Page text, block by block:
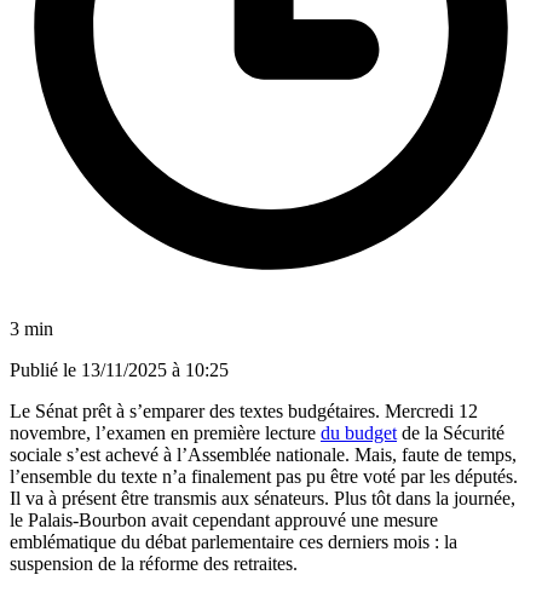
3 min
Publié le 13/11/2025 à 10:25
Le Sénat prêt à s’emparer des textes budgétaires. Mercredi 12
novembre, l’examen en première lecture du budget de la Sécurité
sociale s’est achevé à l’Assemblée nationale. Mais, faute de temps,
l’ensemble du texte n’a finalement pas pu être voté par les députés.
Il va à présent être transmis aux sénateurs. Plus tôt dans la journée,
le Palais-Bourbon avait cependant approuvé une mesure
emblématique du débat parlementaire ces derniers mois : la
suspension de la réforme des retraites.